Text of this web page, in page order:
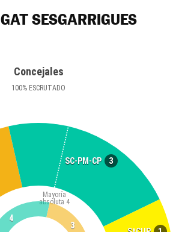
SESGARRIGUES
Concejales
100% ESCRUTADO
SC-PM-CP 3
Mayoría
absoluta 4
4
3